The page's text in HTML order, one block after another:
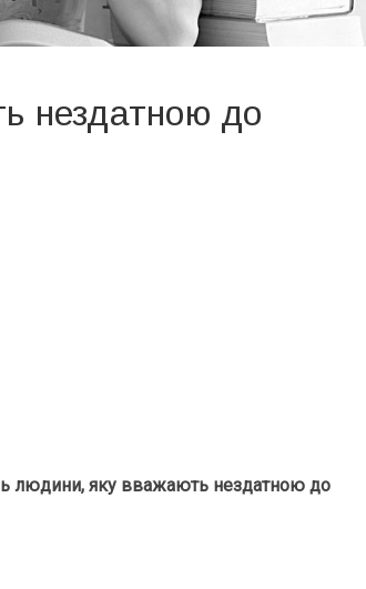
нездатною до
людини, яку вважають нездатною до